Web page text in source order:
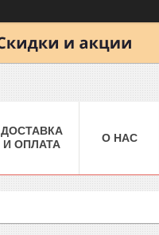
ДОСТАВКА
И ОПЛАТА
О НАС